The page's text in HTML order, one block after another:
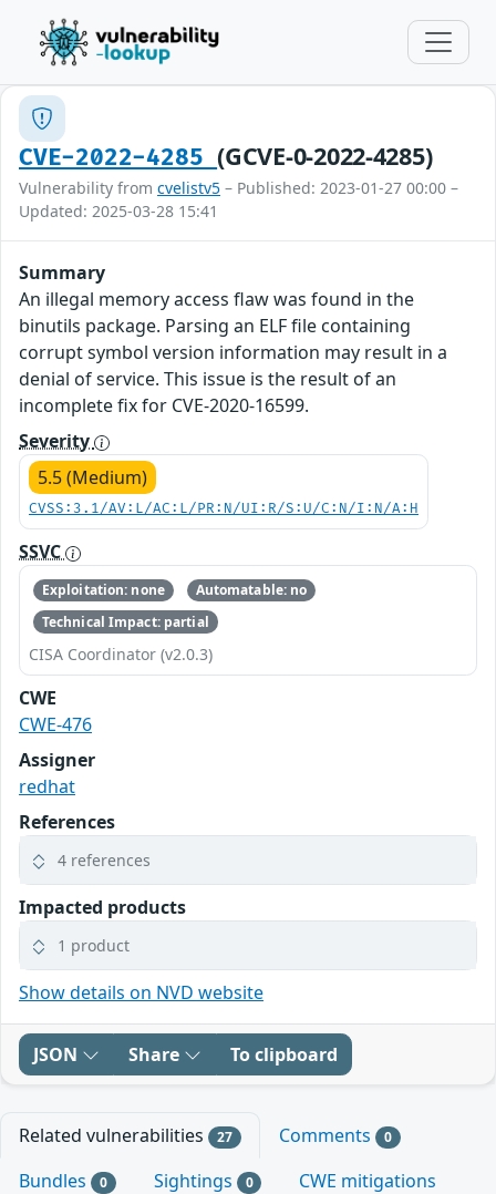
CVE-2022-4285(GCVE-0-2022-4285)
Vulnerability from cvelistv5 – Published: 2023-01-27 00:00 –
Updated: 2025-03-28 15:41
Summary
An illegal memory access flaw was found in the
binutils package. Parsing an ELF file containing
corrupt symbol version information may result in a
denial of service. This issue is the result of an
incomplete fix for CVE-2020-16599.
Severity
5.5 (Medium)
CVSS:3.1/AV:L/AC:L/PR:N/UI:R/S:U/C:N/I:N/A:H
SSVC
Exploitation: none
Automatable: no
Technical Impact: partial
CISA Coordinator (v2.0.3)
CWE
CWE-476
Assigner
redhat
References
4 references
Impacted products
1 product
Show details on NVD website
JSON Share To clipboard
Related vulnerabilities 27 Comments 0
Bundles 0 Sightings 0
CWE mitigations